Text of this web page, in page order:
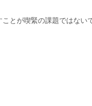
とが喫緊の課題ではない